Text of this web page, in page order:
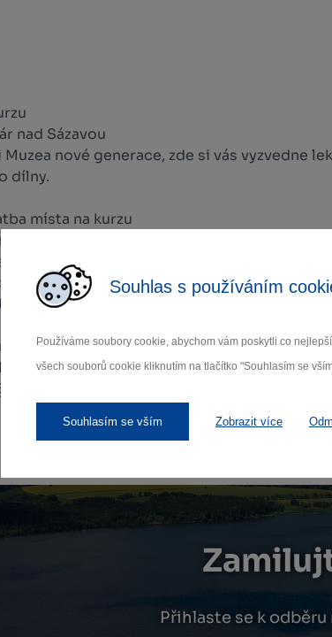
Souhlas s používáním
Používáme soubory cookie, abychom vám poskytli co
všech souborů cookie kliknutím na tlačítko "Souhlasím se
Souhlasím se vším Zobrazit více
nad Sázavou
Muzea nové generace, zde si vás vyzvedne
dílny.
místa na kurzu
přes formulář na našich
níže.
před zahájením kurzu na pokladně Muzea
hotově i kartou.
ruka, informace o dalších kurzech
Přihlaste se k